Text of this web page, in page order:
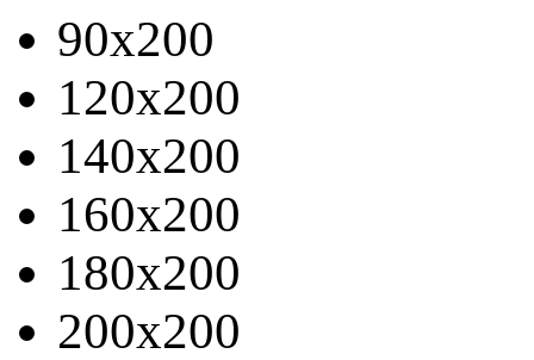
90x200
120x200
140x200
160x200
180x200
200x200